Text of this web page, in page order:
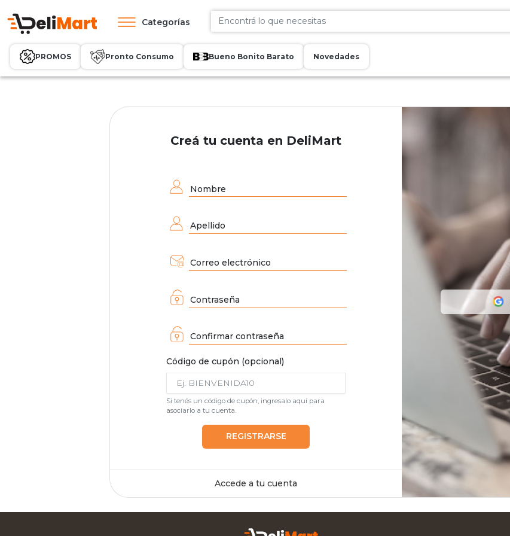
Categorías
PROMOS Pronto Consumo Bueno Bonito Barato Novedades
Creá tu cuenta en DeliMart
Nombre
Apellido
Correo electrónico
Contraseña
Confirmar contraseña
Código de cupón (opcional)
Si tenés un código de cupón, ingresalo aquí para
asociarlo a tu cuenta.
REGISTRARSE
Accede a tu cuenta